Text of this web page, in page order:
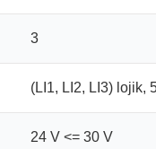
3
(LI1, LI2, LI3) lojik,
24 V <= 30 V